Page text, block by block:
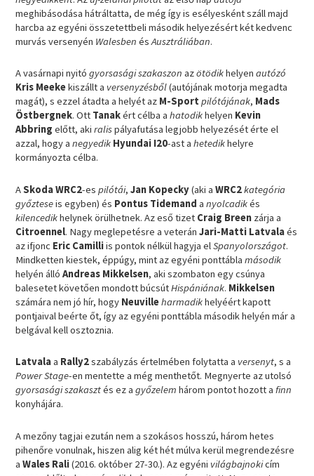
meghibásodása hátráltatta, de még így is esélyesként száll majd
harcba az egyéni összetettbeli második helyezésért két kedvenc
murvás versenyén Walesben ésAusztráliában.
A vasárnapi nyitógyorsasági szakaszon azötödikhelyenautózó
Kris Meekekiszállt a versenyzésből(autójának motorja megadta
magát), s ezzel átadta a helyét az M-Sport pilótájának, Mads
Östbergnek. Ott Tanakért célba ahatodikhelyen Kevin
Abbring előtt, akiralispályafutása legjobb helyezését érte el
azzal, hogy anegyedik Hyundai I20-ast ahetedikhelyre
kormányozta célba.
ASkoda WRC2-espilótái,Jan Kopecky(aki aWRC2kategória
győzteseis egyben) és Pontus Tidemand anyolcadikés
kilencedikhelynek örülhetnek. Az eső tizet Craig Breen zárja a
Citroennel. Nagy meglepetésre a veteránJari-Matti Latvalaés
az ifjonc Eric Camilliis pontok nélkül hagyja elSpanyolországot.
Mindketten kiestek, éppúgy, mint az egyéni ponttáblamásodik
helyén állóAndreas Mikkelsen, aki szombaton egy csúnya
balesetet követően mondott búcsútHispániának. Mikkelsen
számára nem jó hír, hogy Neuvilleharmadikhelyéért kapott
pontjaival beérte őt, így az egyéni ponttábla második helyén már a
belgával kell osztoznia.
Latvalaa Rally2szabályzás értelmében folytatta a versenyt, s a
Power Stage-en mentette a még menthetőt. Megnyerte az utolsó
gyorsasági szakasztés ez agyőzelem három pontot hozott afinn
konyhájára.
A mezőny tagjai ezután nem a szokásos hosszú, három hetes
pihenőre vonulnak, hiszen alig két hét múlva kerül megrendezésre
aWales Rali(2016. október 27-30.). Az egyéni világbajnokicím